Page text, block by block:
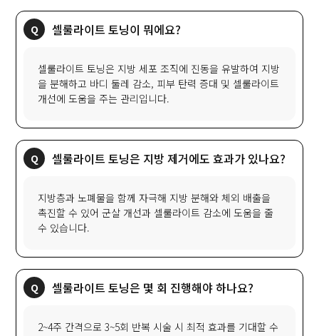
셀룰라이트 토닝이 뭐에요?
셀룰라이트 토닝은 지방 세포 조직에 진동을 유발하여 지방
을 분해하고 바디 둘레 감소, 피부 탄력 증대 및 셀룰라이트
개선에 도움을 주는 관리입니다.
셀룰라이트 토닝은 지방 제거에도 효과가 있나요?
지방층과 노폐물을 함께 자극해 지방 분해와 체외 배출을
촉진할 수 있어 군살 개선과 셀룰라이트 감소에 도움을 줄
수 있습니다.
셀룰라이트 토닝은 몇 회 진행해야 하나요?
2~4주 간격으로 3~5회 반복 시술 시 최적 효과를 기대할 수